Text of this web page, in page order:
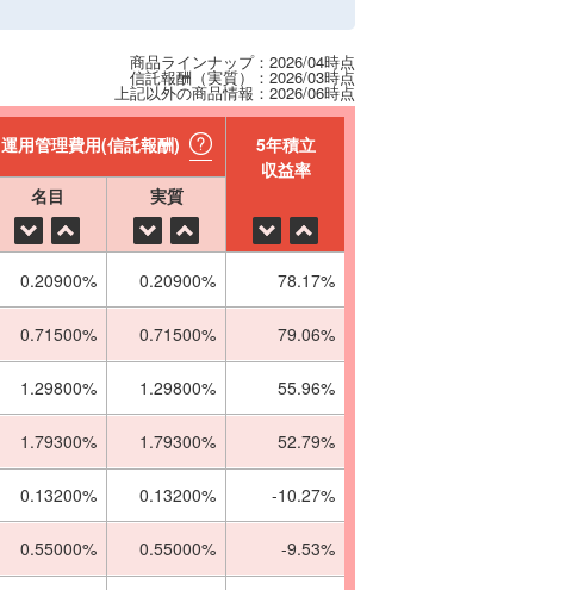
商品ラインナップ：2026/04時点
信託報酬（実質）：2026/03時点
上記以外の商品情報：2026/06時点
運用管理費用(信託報酬)
5年積立
収益率
名目
実質
0.20900% 0.20900% 78.17%
0.71500% 0.71500% 79.06%
1.29800% 1.29800% 55.96%
1.79300% 1.79300% 52.79%
0.13200% 0.13200% -10.27%
0.55000% 0.55000% -9.53%